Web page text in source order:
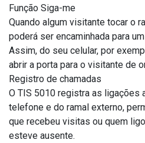
Função Siga-me
Quando algum visitante tocar o
poderá ser encaminhada para
Assim, do seu celular, por
abrir a porta para o visitante de
Registro de chamadas
O TIS 5010 registra as ligações
telefone e do ramal externo,
que recebeu visitas ou quem
esteve ausente.